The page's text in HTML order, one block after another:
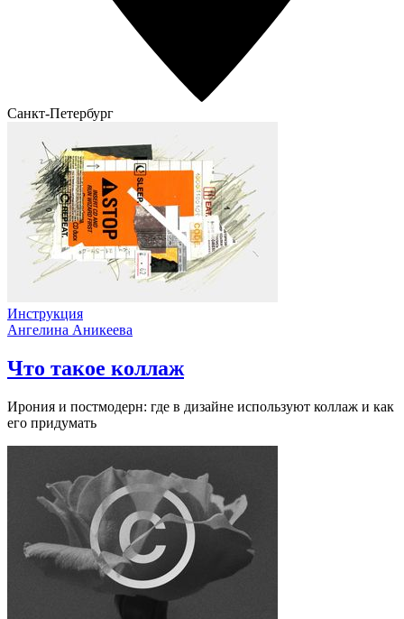
Санкт-Петербург
Инструкция
Ангелина Аникеева
Что такое коллаж
Ирония и постмодерн: где в дизайне используют коллаж и как
его придумать